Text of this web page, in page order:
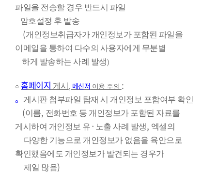
파일을 전송할 경우 반드시 파일
암호설정 후 발송
(개인정보취급자가 개인정보가 포함된 파일을
이메일을 통하여 다수의 사용자에게 무분별
하게 발송하는 사례 발생)
○ 홈페이지 게시 , 메신저 이용 주의 :
。
게시판 첨부파일 탑재 시 개인정보 포함여부 확인
(이름, 전화번호 등 개인정보가 포함된 자료를
게시하여 개인정보 유 · 노출 사례 발생, 엑셀의
다양한 기능으로 개인정보가 없음을 육안으로
확인했음에도 개인정보가 발견되는 경우가
제일 많음)